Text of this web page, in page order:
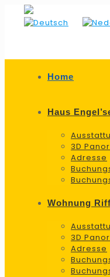
Home
Haus
3D
Adresse
Wohnung
3D
Adresse